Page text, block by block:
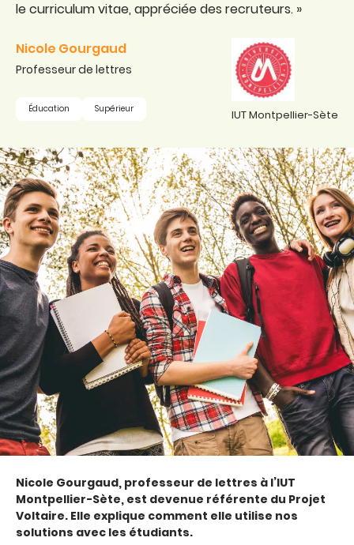
le curriculum vitae, appréciée des recruteurs. »
Nicole Gourgaud
Professeur de lettres
Éducation Supérieur IUT Montpellier-Sète
Nicole Gourgaud, professeur de lettres à l’IUT
Montpellier-Sète, est devenue référente du Projet
Voltaire. Elle explique comment elle utilise nos
solutions avec les étudiants.